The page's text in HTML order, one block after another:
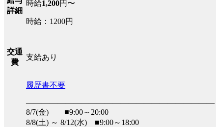
詳細
時給1,200円〜
時給：1200円
交通
費
支給あり
履歴書不要
――――――――――――――――――――――――
8/7(金) ■9:00～20:00
8/8(土) ～ 8/12(水) ■9:00～18:00